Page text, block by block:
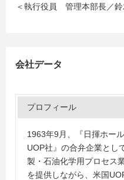
＜執行役員 管理本部長／鈴
会社データ
プロフィール
1963年9月、『日揮ホー
UOP社』の合弁企業とし
製・石油化学用プロセス
を提供しながら、米国